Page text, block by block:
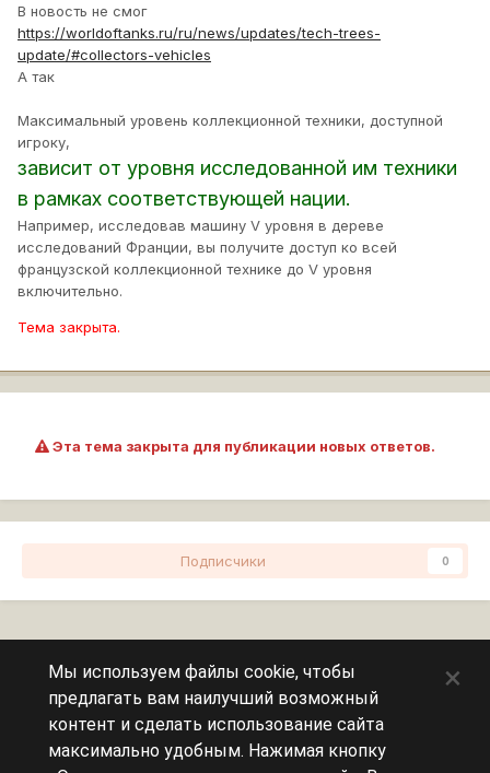
В новость не смог
https://worldoftanks.ru/ru/news/updates/tech-trees-
update/#collectors-vehicles
А так
Максимальный уровень коллекционной техники, доступной
игроку,
зависит от уровня исследованной им техники
в рамках соответствующей нации.
Например, исследовав машину V уровня в дереве
исследований Франции, вы получите доступ ко всей
французской коллекционной технике до V уровня
включительно.
Тема закрыта.
Эта тема закрыта для публикации новых ответов.
Подписчики 0
Сейчас на странице
Эту страницу никто не просматривает.
Мы используем файлы cookie, чтобы
предлагать вам наилучший возможный
контент и сделать использование сайта
максимально удобным. Нажимая кнопку
×